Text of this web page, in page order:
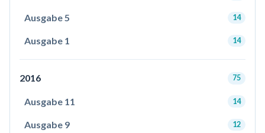
Ausgabe 5 14
Ausgabe 1 14
2016 75
Ausgabe 11 14
Ausgabe 9 12